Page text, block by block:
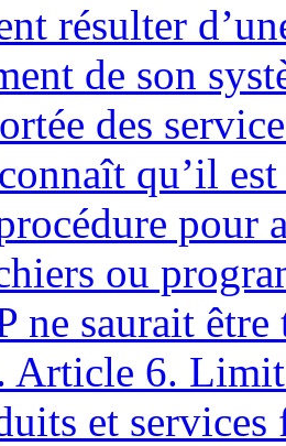
résulter
de son
des
qu’il est
pour
ou
ne saurait être
Article 6.
et services